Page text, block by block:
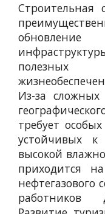
Строительная
Из-за
требует
устойчивых
высокой
приходится
нефтегазового
работников